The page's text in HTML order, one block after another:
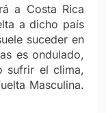
a Costa Rica
a dicho país
suceder en
es ondulado,
sufrir el clima,
Masculina.